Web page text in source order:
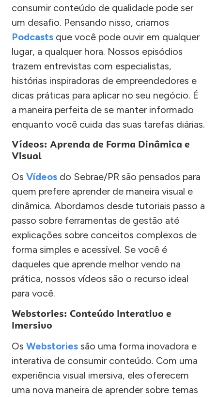
consumir conteúdo de qualidade pode ser
um desafio. Pensando nisso, criamos
Podcasts que você pode ouvir em qualquer
lugar, a qualquer hora. Nossos episódios
trazem entrevistas com especialistas,
histórias inspiradoras de empreendedores e
dicas práticas para aplicar no seu negócio. É
a maneira perfeita de se manter informado
enquanto você cuida das suas tarefas diárias.
Vídeos: Aprenda de Forma Dinâmica e
Visual
Os Vídeos do Sebrae/PR são pensados para
quem prefere aprender de maneira visual e
dinâmica. Abordamos desde tutoriais passo a
passo sobre ferramentas de gestão até
explicações sobre conceitos complexos de
forma simples e acessível. Se você é
daqueles que aprende melhor vendo na
prática, nossos vídeos são o recurso ideal
para você.
Webstories: Conteúdo Interativo e
Imersivo
Os Webstories são uma forma inovadora e
interativa de consumir conteúdo. Com uma
experiência visual imersiva, eles oferecem
uma nova maneira de aprender sobre temas